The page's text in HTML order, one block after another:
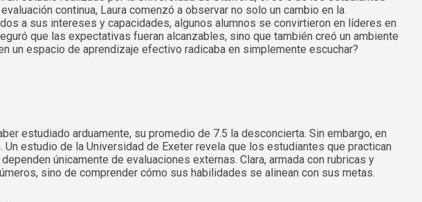
continua, Laura comenzó a observar no solo un cambio en la
a sus intereses y capacidades, algunos alumnos se convirtieron en líderes en
que las expectativas fueran alcanzables, sino que también creó un ambiente
un espacio de aprendizaje efectivo radicaba en simplemente escuchar?
estudiado arduamente, su promedio de 7.5 la desconcierta. Sin embargo, en
estudio de la Universidad de Exeter revela que los estudiantes que practican
únicamente de evaluaciones externas. Clara, armada con rubricas y
sino de comprender cómo sus habilidades se alinean con sus metas.